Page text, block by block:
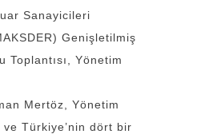
Sanayicileri
Genişletilmiş
Toplantısı, Yönetim
Mertöz, Yönetim
Türkiye’nin dört bir